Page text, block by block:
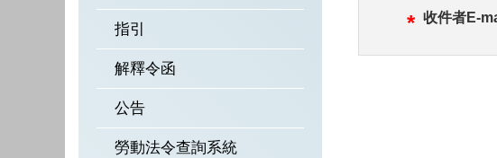
指引
解釋令函
公告
勞動法令查詢系統
* 收件者E-